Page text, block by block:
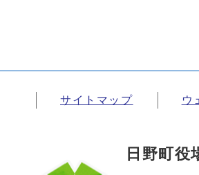
サイトマップ ウ
日野町役